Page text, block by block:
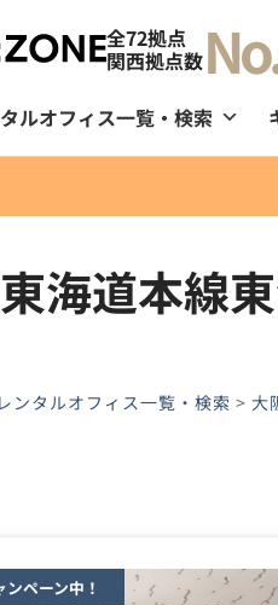
全72拠点
関西拠点数
ルオフィス一覧・検索
レンタルオフィス一覧・検索 > 大
海道本線
ンペーン中！